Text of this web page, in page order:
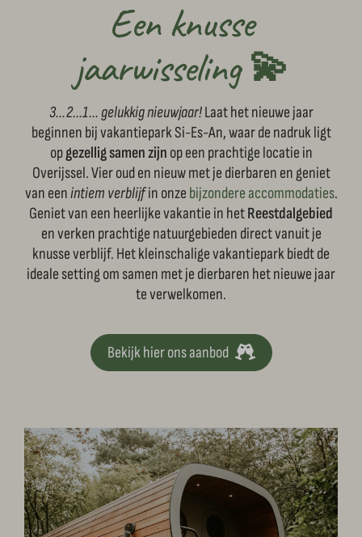
Een knusse
jaarwisseling 💫
3...2...1... gelukkig nieuwjaar!Laat het nieuwe jaar
beginnen bij vakantiepark Si-Es-An, waar de nadruk ligt
opgezellig samen zijn op een prachtige locatie in
Overijssel. Vier oud en nieuw met je dierbaren en geniet
van eenintiem verblijfin onze bijzondere accommodaties.
Geniet van een heerlijke vakantie in hetReestdalgebied
en verken prachtige natuurgebieden direct vanuit je
knusse verblijf. Het kleinschalige vakantiepark biedt de
ideale setting om samen met je dierbaren het nieuwe jaar
te verwelkomen.
Bekijk hier ons aanbod